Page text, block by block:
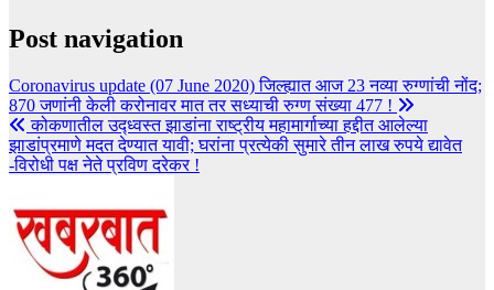
Post navigation
Coronavirus update (07 June 2020) जिल्ह्यात आज 23 नव्या रुग्णांची नोंद;
870 जणांनी केली करोनावर मात तर सध्याची रुग्ण संख्या 477 !
कोकणातील उद्ध्वस्त झाडांना राष्ट्रीय महामार्गाच्या हद्दीत आलेल्या
झाडांप्रमाणे मदत देण्यात यावी; घरांना प्रत्येकी सुमारे तीन लाख रुपये द्यावेत
-विरोधी पक्ष नेते प्रविण दरेकर !